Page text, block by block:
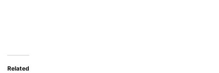
Related